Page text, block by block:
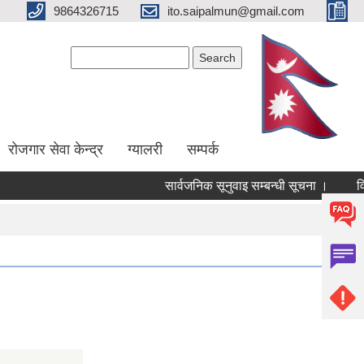
9864326715 ito.saipalmun@gmail.com
रोजगार सेवा केन्द्र ग्यालरी सम्पर्क
सार्वजनिक सूनुवाइ सम्बन्धी सूचना ।